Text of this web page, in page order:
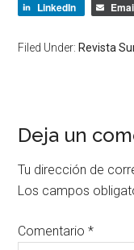
LinkedIn
Filed Under: Revista
Deja un
Tu dirección de
Los campos
Comentario*